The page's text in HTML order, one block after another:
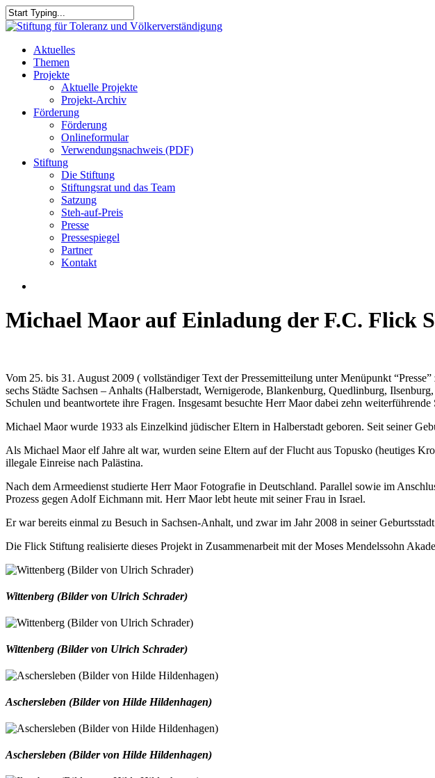
Skip
to
content
Close
search
Menu
Aktuelles
Themen
Projekte
Aktuelle Projekte
Projekt-Archiv
Förderung
Förderung
Onlineformular
Verwendungsnachweis (PDF)
Stiftung
Die Stiftung
Stiftungsrat und das Team
Satzung
Steh-auf-Preis
Presse
Pressespiegel
Partner
Kontakt
Michael Maor auf Einladung der F.C. Flick
Vom 25. bis 31. August 2009 ( vollständiger Text der Pressemitteilung unter Menüpunkt
sechs Städte Sachsen – Anhalts (Halberstadt, Wernigerode, Blankenburg, Quedlinburg,
Schulen und beantwortete ihre Fragen. Insgesamt besuchte Herr Maor dabei zehn
Michael Maor wurde 1933 als Einzelkind jüdischer Eltern in Halberstadt geboren. Seit seiner
Als Michael Maor elf Jahre alt war, wurden seine Eltern auf der Flucht aus Topusko (heutiges
illegale Einreise nach Palästina.
Nach dem Armeedienst studierte Herr Maor Fotografie in Deutschland. Parallel sowie im
Prozess gegen Adolf Eichmann mit. Herr Maor lebt heute mit seiner Frau in Israel.
Er war bereits einmal zu Besuch in Sachsen-Anhalt, und zwar im Jahr 2008 in seiner
Die Flick Stiftung realisierte dieses Projekt in Zusammenarbeit mit der Moses Mendelssohn
Wittenberg (Bilder von Ulrich Schrader)
Wittenberg (Bilder von Ulrich Schrader)
Aschersleben (Bilder von Hilde Hildenhagen)
Aschersleben (Bilder von Hilde Hildenhagen)